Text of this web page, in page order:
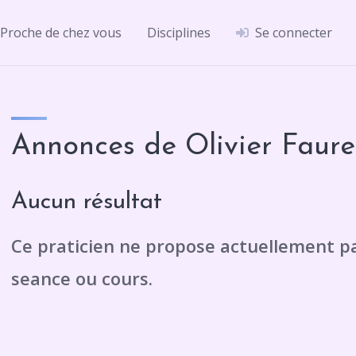
Proche de chez vous Disciplines Se connecter
Annonces de Olivier Faure
Aucun résultat